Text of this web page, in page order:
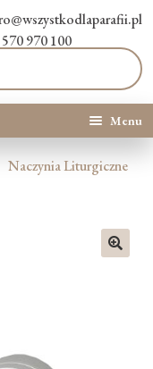
970 100
Menu
Naczynia Liturgiczne